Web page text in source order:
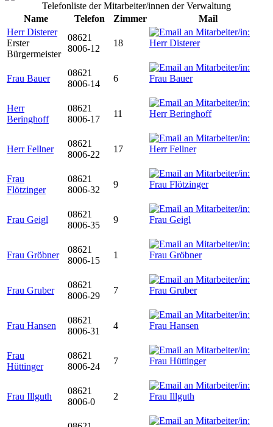
Telefonliste der Mitarbeiter/innen der Verwaltung
Name
Telefon Zimmer
Mail
Herr Disterer
Erster
Bürgermeister
08621
8006-12
18
Frau Bauer
08621
8006-14
6
Herr
Beringhoff
08621
8006-17
11
Herr Fellner
08621
8006-22
17
Frau
Flötzinger
08621
8006-32
9
Frau Geigl
08621
8006-35
9
Frau Gröbner
08621
8006-15
1
Frau Gruber
08621
8006-29
7
Frau Hansen
08621
8006-31
4
Frau
Hüttinger
08621
8006-24
7
Frau Illguth
08621
8006-0
2